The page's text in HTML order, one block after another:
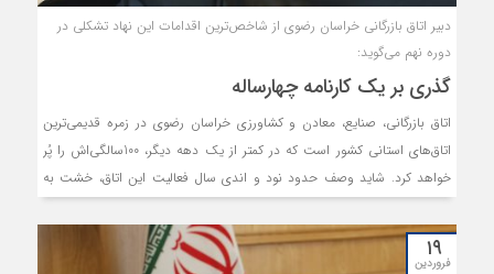
دبیر اتاق بازرگانی خراسان رضوی از شاخص‌ترین اقدامات این نهاد تشکلی در
دوره نهم می‌گوید:
گذری بر یک کارنامه چهارساله
اتاق بازرگانی، صنایع، معادن و کشاورزی خراسان رضوی در زمره قدیمی‌ترین
اتاق‌های استانی کشور است که در کمتر از یک دهه دیگر، 100سالگی‌اش را پُر
خواهد کرد. شاید وصف حدود نود و اندی سال فعالیت این اتاق، خشت به
رسیده و خواهد رسید. این اتاق حالا و در خاتمه ایستگاه نهم خود، بنا به آنچه
تعهد منتخبین این دوره بوده؛ بنایی بلندتر از گذشته است.
۱۹
فروردین